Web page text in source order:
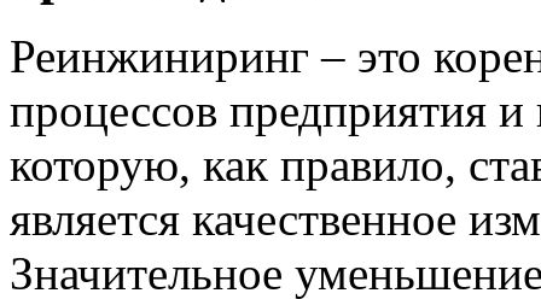
Реинжиниринг – это
процессов предприятия
которую, как правило,
является качественное
Значительное